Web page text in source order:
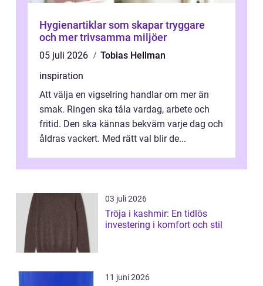
Hygienartiklar som skapar tryggare
och mer trivsamma miljöer
05 juli 2026
Tobias Hellman
inspiration
Att välja en vigselring handlar om mer än
smak. Ringen ska tåla vardag, arbete och
fritid. Den ska kännas bekväm varje dag och
åldras vackert. Med rätt val blir de...
03 juli 2026
Tröja i kashmir: En tidlös
investering i komfort och stil
11 juni 2026